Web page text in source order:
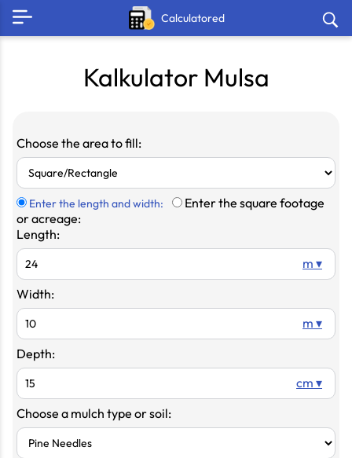
Calculatored
Kalkulator Mulsa
Choose the area to fill:
Enter the length and width:
Enter the square footage
or acreage:
Length:
m ▾
Width:
m ▾
Depth:
cm ▾
Choose a mulch type or soil: